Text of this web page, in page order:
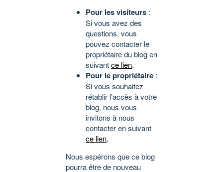
Pour les visiteurs :
Si vous avez des
questions, vous
pouvez contacter le
propriétaire du blog en
suivantce lien.
Pour le propriétaire :
Si vous souhaitez
rétablir l’accès à votre
blog, nous vous
invitons à nous
contacter en suivant
ce lien.
Nous espérons que ce blog
pourra être de nouveau